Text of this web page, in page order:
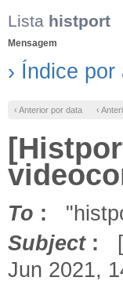
Lista histport
Mensagem
› Índice
‹ Anterior por data ‹
To :
Subject:
Jun 2021,